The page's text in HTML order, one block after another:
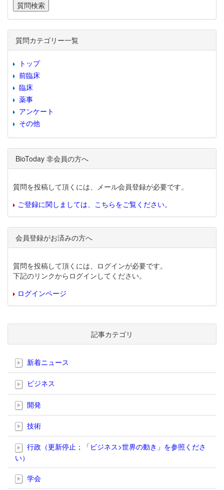
質問カテゴリー一覧
トップ
前臨床
臨床
薬事
アンケート
その他
BioToday 非会員の方へ
質問を投稿して頂くには、メール会員登録が必要です。
ご登録に関しましては、こちらをご覧ください。
会員登録がお済みの方へ
質問を投稿して頂くには、ログインが必要です。
下記のリンクからログインしてください。
ログインページ
記事カテゴリ
新着ニュース
ビジネス
開発
技術
行政（更新停止；「ビジネス>世界の動き」を参照くださ
い）
学会